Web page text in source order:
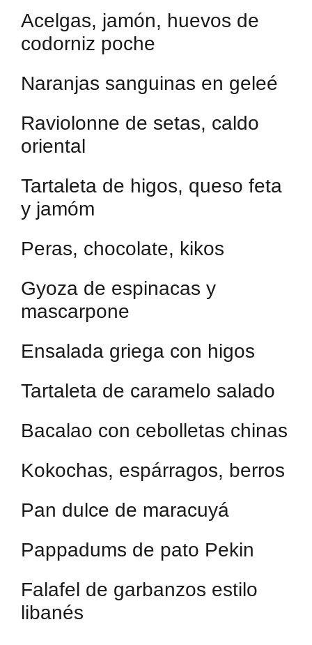
Acelgas, jamón, huevos de
codorniz poche
Naranjas sanguinas en geleé
Raviolonne de setas, caldo
oriental
Tartaleta de higos, queso feta
y jamóm
Peras, chocolate, kikos
Gyoza de espinacas y
mascarpone
Ensalada griega con higos
Tartaleta de caramelo salado
Bacalao con cebolletas chinas
Kokochas, espárragos, berros
Pan dulce de maracuyá
Pappadums de pato Pekin
Falafel de garbanzos estilo
libanés